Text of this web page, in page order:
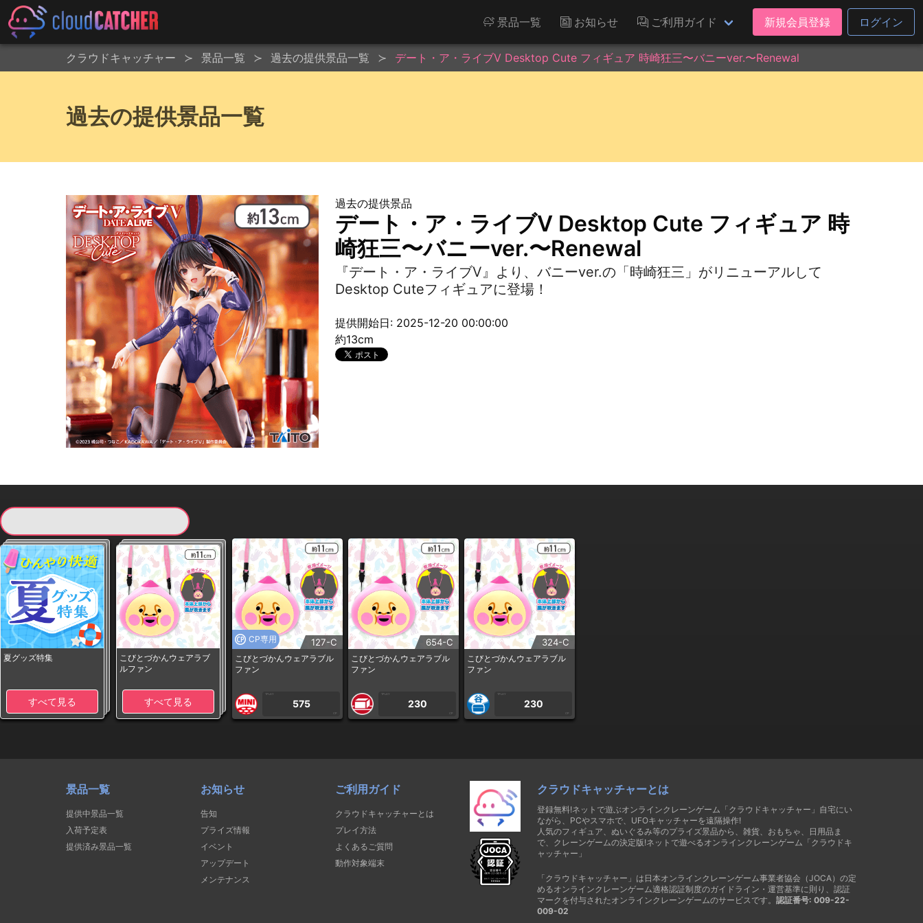
景品一覧 お知らせ ご利用ガイド 新規会員登録 ログイン
クラウドキャッチャー 景品一覧 過去の提供景品一覧 デート・ア・ライブV Desktop Cute フィギュア 時崎狂三〜バニーver.〜Renewal
過去の提供景品一覧
過去の提供景品
デート・ア・ライブV Desktop Cute フィギュア 時
崎狂三〜バニーver.〜Renewal
『デート・ア・ライブV』より、バニーver.の「時崎狂三」がリニューアルして
Desktop Cuteフィギュアに登場！
提供開始日: 2025-12-20 00:00:00
約13cm
夏グッズ特集
すべて見る
こびとづかんウェアラブ
ルファン
すべて見る
CP専用 127-C
こびとづかんウェアラブル
ファン
1PLAY
575
CP
654-C
こびとづかんウェアラブル
ファン
1PLAY
230
CP
324-C
こびとづかんウェアラブル
ファン
1PLAY
230
CP
景品一覧
提供中景品一覧
入荷予定表
提供済み景品一覧
お知らせ
告知
プライズ情報
イベント
アップデート
メンテナンス
ご利用ガイド
クラウドキャッチャーとは
プレイ方法
よくあるご質問
動作対象端末
クラウドキャッチャーとは
登録無料!ネットで遊ぶオンラインクレーンゲーム「クラウドキャッチャー」自宅にい
ながら、PCやスマホで、UFOキャッチャーを遠隔操作!
人気のフィギュア、ぬいぐるみ等のプライズ景品から、雑貨、おもちゃ、日用品ま
で、クレーンゲームの決定版!ネットで遊べるオンラインクレーンゲーム「クラウドキ
ャッチャー」
「クラウドキャッチャー」は日本オンラインクレーンゲーム事業者協会（JOCA）の定
めるオンラインクレーンゲーム適格認証制度のガイドライン・運営基準に則り、認証
マークを付与されたオンラインクレーンゲームのサービスです。 認証番号: 009-22-
009-02